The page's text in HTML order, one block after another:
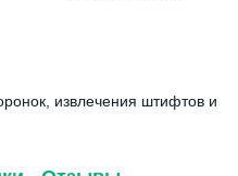
извлечения штифтов и